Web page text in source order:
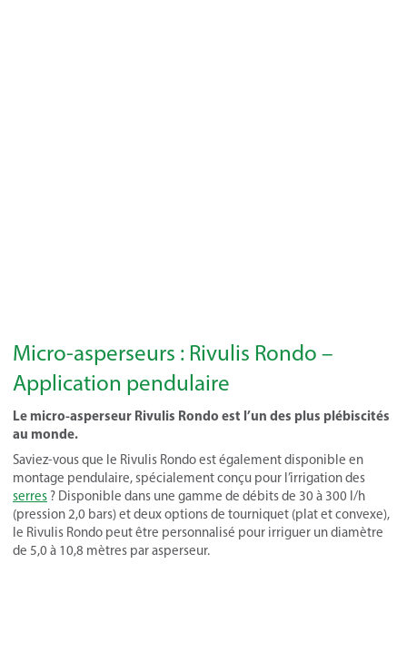
Micro-asperseurs : Rivulis Rondo –
Application pendulaire
Le micro-asperseur Rivulis Rondo est l’un des plus plébiscités
au monde.
Saviez-vous que le Rivulis Rondo est également disponible en
montage pendulaire, spécialement conçu pour l’irrigation des
serres ? Disponible dans une gamme de débits de 30 à 300 l/h
(pression 2,0 bars) et deux options de tourniquet (plat et convexe),
le Rivulis Rondo peut être personnalisé pour irriguer un diamètre
de 5,0 à 10,8 mètres par asperseur.